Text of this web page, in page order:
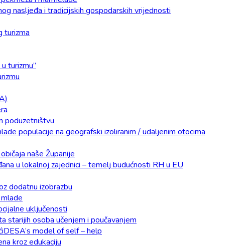
nasljeđa i tradicijskih gospodarskih vrijednosti
turizma
turizmu”
poduzetništvu
populacije na geografski izoliranim / udaljenim otocima
naše Županije
u lokalnoj zajednici – temelj budućnosti RH u EU
dodatnu izobrazbu
uključenosti
starijih osoba učenjem i poučavanjem
model of self – help
kroz edukaciju